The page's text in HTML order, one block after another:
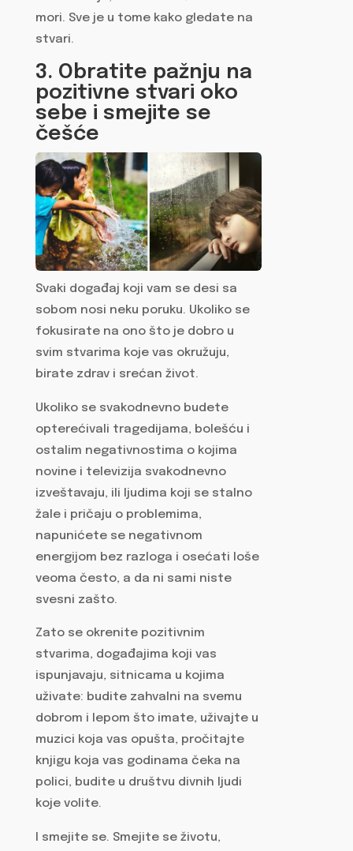
mori. Sve je u tome kako gledate na
stvari.
3. Obratite pažnju na
pozitivne stvari oko
sebe i smejite se
češće
Svaki događaj koji vam se desi sa
sobom nosi neku poruku. Ukoliko se
fokusirate na ono što je dobro u
svim stvarima koje vas okružuju,
birate zdrav i srećan život.
Ukoliko se svakodnevno budete
opterećivali tragedijama, bolešću i
ostalim negativnostima o kojima
novine i televizija svakodnevno
izveštavaju, ili ljudima koji se stalno
žale i pričaju o problemima,
napunićete se negativnom
energijom bez razloga i osećati loše
veoma često, a da ni sami niste
svesni zašto.
Zato se okrenite pozitivnim
stvarima, događajima koji vas
ispunjavaju, sitnicama u kojima
uživate: budite zahvalni na svemu
dobrom i lepom što imate, uživajte u
muzici koja vas opušta, pročitajte
knjigu koja vas godinama čeka na
polici, budite u društvu divnih ljudi
koje volite.
I smejite se. Smejite se životu,